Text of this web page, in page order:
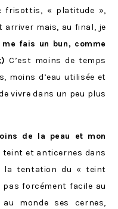
: frisottis, « platitude »,
arriver mais, au final, je
fais un bun, comme
C’est moins de temps
moins d’eau utilisée et
vivre dans un peu plus
de la peau et mon
teint et anticernes dans
la tentation du « teint
forcément facile au
monde ses cernes,